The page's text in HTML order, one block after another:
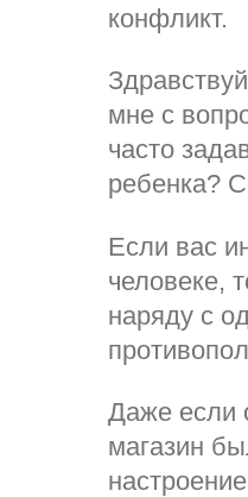
конфликт.
мне с
часто
ребенка?
Если вас
человеке,
наряду с
Даже если
магазин